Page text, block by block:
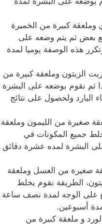
وملعقة كبيرة من الخميرة
بعض ثم يتم وضعه على
هذه الوصفة يوميا لمدة
3 معالق كبار من زيت الزيتون وملعقة كبيرة من
ثم نقوم بوضعه على البشرة
بالماء البارد ولحصول على نتائج
من بياض البيض وملعقة صغيرة من الليمون وملعقة
جميع المكونات في
البشرة لمده عشرة دقائق
صغيرة من العسل وملعقة
الطريقة نقوم بخلط
على الوجه لمدة نصف ساعة
أسبوعين.
و ملعقة كبيرة من